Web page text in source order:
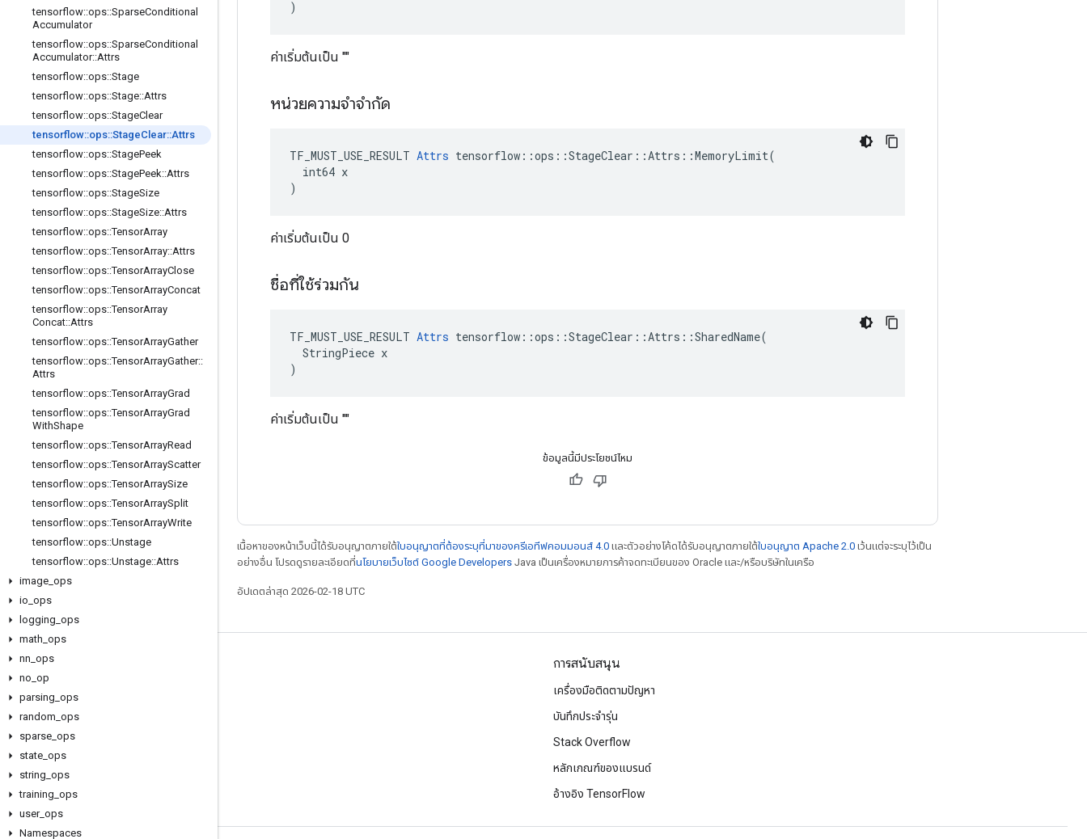
tensorflow::ops::SparseConditional
Accumulator
tensorflow::ops::SparseConditional
Accumulator::Attrs
tensorflow::ops::Stage
tensorflow::ops::Stage::Attrs
tensorflow::ops::StageClear
tensorflow::ops::StageClear::Attrs
tensorflow::ops::StagePeek
tensorflow::ops::StagePeek::Attrs
tensorflow::ops::StageSize
tensorflow::ops::StageSize::Attrs
tensorflow::ops::TensorArray
tensorflow::ops::TensorArray::Attrs
tensorflow::ops::TensorArrayClose
tensorflow::ops::TensorArrayConcat
tensorflow::ops::TensorArray
Concat::Attrs
tensorflow::ops::TensorArrayGather
tensorflow::ops::TensorArrayGather::
Attrs
tensorflow::ops::TensorArrayGrad
tensorflow::ops::TensorArrayGrad
WithShape
tensorflow::ops::TensorArrayRead
tensorflow::ops::TensorArrayScatter
tensorflow::ops::TensorArraySize
tensorflow::ops::TensorArraySplit
tensorflow::ops::TensorArrayWrite
tensorflow::ops::Unstage
tensorflow::ops::Unstage::Attrs
image ops
io ops
logging ops
math ops
nn ops
no op
parsing ops
random ops
sparse ops
state ops
string ops
training ops
user_ ops
Namespaces
)
ค่าเริ่มต้นเป็น ""
หน่วยความจำจำกัด
TF_MUST_USE_RESULT Attrs tensorflow::ops::StageClear::Attrs::MemoryLimit(
  int64 x
)
ค่าเริ่มต้นเป็น 0
ชื่อที่ใช้ร่วมกัน
TF_MUST_USE_RESULT Attrs tensorflow::ops::StageClear::Attrs::SharedName(
  StringPiece x
)
ค่าเริ่มต้นเป็น ""
ข้อมูลนี้มีประโยชน์ไหม
เนื้อหาของหน้าเว็บนี้ได้รับอนุญาตภายใต้ใบอนุญาตที่ต้องระบุที่มาของครีเอทีฟคอมมอนส์ 4.0 และตัวอย่างโค้ดได้รับอนุญาตภายใต้ใบอนุญาต Apache 2.0 เว้นแต่จะระบุไว้เป็น
อย่างอื่น โปรดดูรายละเอียดที่นโยบายเว็บไซต์ Google Developers Java เป็นเครื่องหมายการค้าจดทะเบียนของ Oracle และ/หรือบริษัทในเครือ
อัปเดตล่าสุด 2026-02-18 UTC
เชื่อมต่อเสมอ
ฟอรัม
GitHub
YouTube
การสนับสนุน
เครื่องมือติดตามปัญหา
บันทึกประจำรุ่น
Stack Overflow
หลักเกณฑ์ของแบรนด์
อ้างอิง TensorFlow